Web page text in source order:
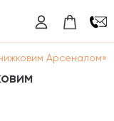
Арсеналом»